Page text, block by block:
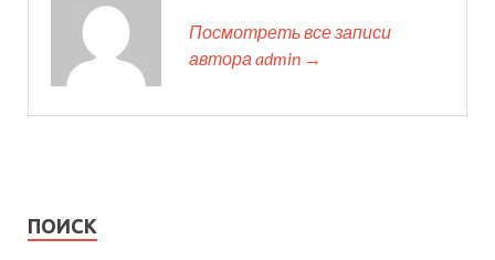
Посмотреть все записи
автора admin →
ПОИСК